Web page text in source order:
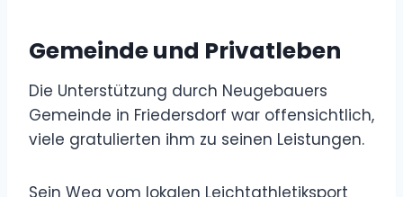
Gemeinde und Privatleben
Die Unterstützung durch Neugebauers
Gemeinde in Friedersdorf war offensichtlich,
viele gratulierten ihm zu seinen Leistungen.
Sein Weg vom lokalen Leichtathletiksport